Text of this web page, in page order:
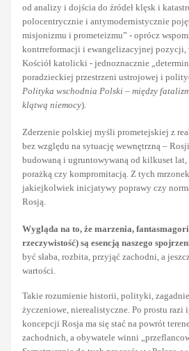
od analizy i dojścia do źródeł klęsk i
polocentrycznie i antymodernistycznie
misjonizmu i prometeizmu” - oprócz
kontrreformacji i ewangelizacyjnej pozycji,
Kościół katolicki - jednoznacznie
poradzieckiej przestrzeni ustrojowej i
Polityka wschodnia Polski – między
klątwą niemocy).
Zderzenie polskiej myśli prometejskiej z
bez względu na sytuację wewnętrzną –
budowaną i ugruntowywaną od kilkuset lat,
porażką czy kompromitacją. Z tych
jakiejkolwiek inicjatywy poprawy czy
Rosją.
Wygląda na to, że marzenia,
rzeczywistość) są esencją naszego
być słaba, rozbita, przyjąć zachodni, a
wartości.
Takie rozumienie historii, polityki,
życzeniowe, nierealistyczne. Po prostu razi
koncepcji Rosja ma się stać na powrót
zachodnich, a obywatele winni